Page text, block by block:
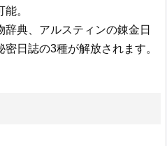
。
典、アルスティンの錬金日
日誌の3種が解放されます。